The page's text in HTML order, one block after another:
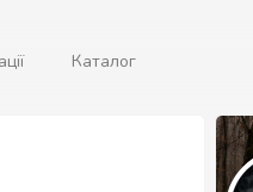
Каталог